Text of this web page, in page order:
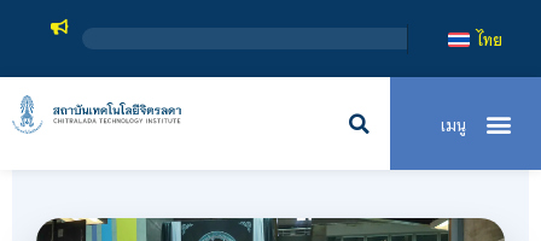
สถาบันเทคโนโลยีจิตรลด
ไทย